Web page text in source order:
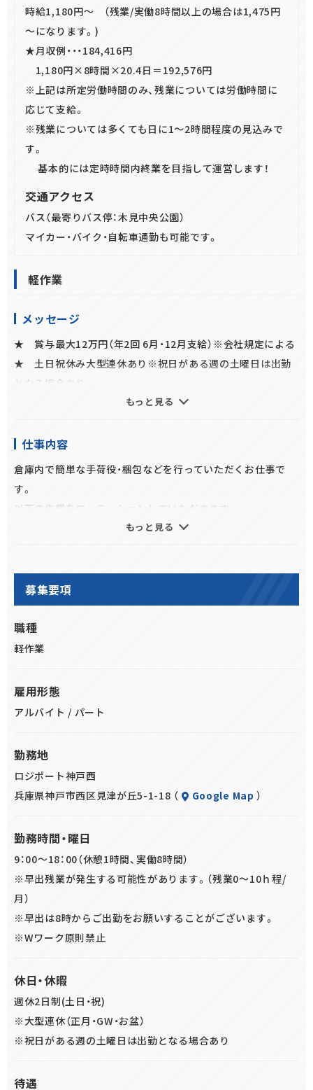
SHARE
時給1,180円～ （残業/実働8時間以上の場合は1,475円
～になります。)
★月収例・・・184,416円
1,180円×8時間×20.4日＝192,576円
※上記は所定労働時間のみ、残業については労働時間に
応じて支給。
※残業については多くても日に1～2時間程度の見込みで
す。
基本的には定時時間内終業を目指して運営します！
交通アクセス
バス（最寄りバス停：木見中央公園）
マイカー・バイク・自転車通勤も可能です。
軽作業
メッセージ
★ 賞与最大12万円（年2回 6月・12月支給）※会社規定による
★ 土日祝休み大型連休あり※祝日がある週の土曜日は出勤
となる場合あり
★ マイカー・バイク・自転車通勤OK！バス通勤も可能です！
興味のある方は、ぜひご応募をお待ちしております！！
もっと見る
仕事内容
倉庫内で簡単な手荷役・梱包などを行っていただくお仕事で
す。
以下の作業をローテーションしていただきます。
フトなどの大型部品から、各種センサー、ゴムホースといった
小物部品まで様々な製品を取り扱います。
※建設機械の部品というと重量物を想像しがちですが、手荷役
で扱う部品は軽量で細かな部品が主ですのでご安心ください
■入荷作業
センターに届いた製品をカートに載せて、所定の保管場所へ運
てコードを読み取ってから格納します。
機械操作が苦手な方でも、1日作業すればマスターできます。
専用端末を搭載したカートにカゴを積んで、リストを元に棚か
ら商品を取り出す作業です。
倉庫の中は広く、たくさんの商品が保管されていますが、専用
端末が保管場所を分かりやすく表示してくれますので、迷うこ
となく作業を進めることができます。
こちらも簡単な作業ですので、初めての方でもすぐに慣れてい
もっと見る
募集要項
職種
軽作業
雇用形態
アルバイト / パート
勤務地
ロジポート神戸西
兵庫県神戸市西区見津が丘5-1-18 （
Google Map ）
勤務時間・曜日
9：00～18：00（休憩1時間、実働8時間）
※早出残業が発生する可能性があります。（残業0～10ｈ程/
月）
※早出は8時からご出勤をお願いすることがございます。
※Wワーク原則禁止
休日・休暇
週休2日制(土日・祝)
※大型連休（正月・GW・お盆）
※祝日がある週の土曜日は出勤となる場合あり
待遇